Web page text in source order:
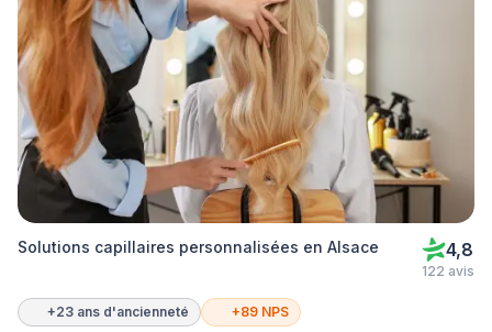
Solutions capillaires personnalisées en Alsace 4,8
122 avis
+23 ans d'ancienneté +89 NPS